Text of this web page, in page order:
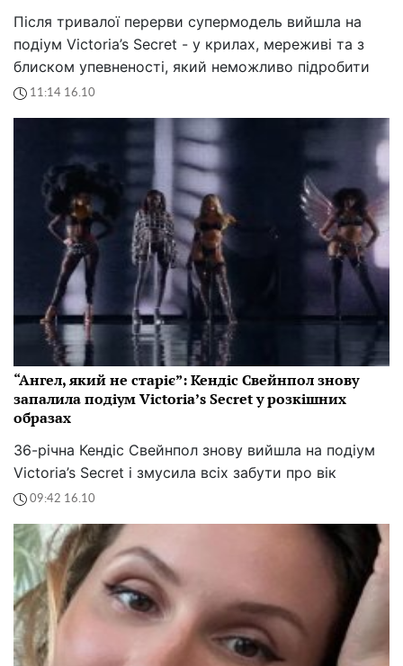
Після тривалої перерви супермодель вийшла на
подіум Victoria’s Secret - у крилах, мереживі та з
блиском упевненості, який неможливо підробити
11:14 16.10
“Ангел, який не старіє”: Кендіс Свейнпол знову
запалила подіум Victoria’s Secret у розкішних
образах
36-річна Кендіс Свейнпол знову вийшла на подіум
Victoria’s Secret і змусила всіх забути про вік
09:42 16.10